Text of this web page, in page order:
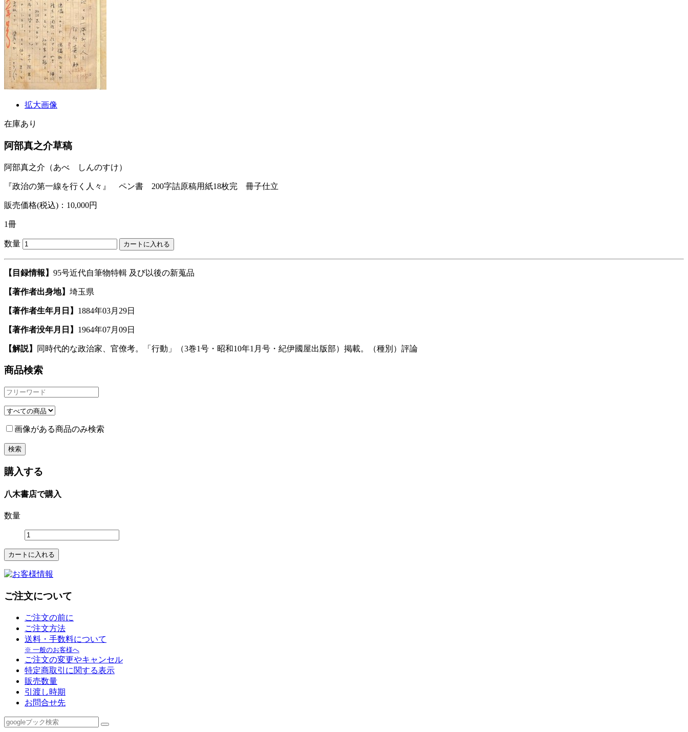
拡大画像
在庫あり
阿部真之介草稿
阿部真之介 （あべ しんのすけ）
『政治の第一線を行く人々』 ペン書 200字詰原稿用紙18枚完 冊子仕立
販売価格(税込)：10,000円
1冊
数量
【目録情報】 95号近代自筆物特輯 及び以後の新蒐品
【著作者出身地】 埼玉県
【著作者生年月日】 1884年03月29日
【著作者没年月日】 1964年07月09日
【解説】 同時代的な政治家、官僚考。「行動」（3巻1号・昭和10年1月号・紀伊國屋出版部）掲載。（種別）評論
商品検索
画像がある商品のみ検索
購入する
八木書店で購入
数量
ご注文について
ご注文の前に
ご注文方法
送料・手数料について
※ 一般のお客様へ
ご注文の変更やキャンセル
特定商取引に関する表示
販売数量
引渡し時期
お問合せ先